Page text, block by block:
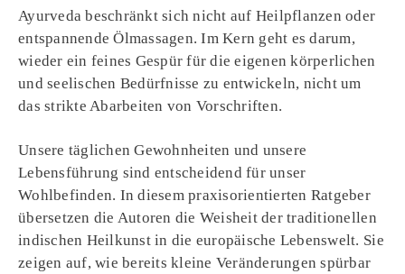
Ayurveda beschränkt sich nicht auf Heilpflanzen oder
entspannende Ölmassagen. Im Kern geht es darum,
wieder ein feines Gespür für die eigenen körperlichen
und seelischen Bedürfnisse zu entwickeln, nicht um
das strikte Abarbeiten von Vorschriften.
Unsere täglichen Gewohnheiten und unsere
Lebensführung sind entscheidend für unser
Wohlbefinden. In diesem praxisorientierten Ratgeber
übersetzen die Autoren die Weisheit der traditionellen
indischen Heilkunst in die europäische Lebenswelt. Sie
zeigen auf, wie bereits kleine Veränderungen spürbar